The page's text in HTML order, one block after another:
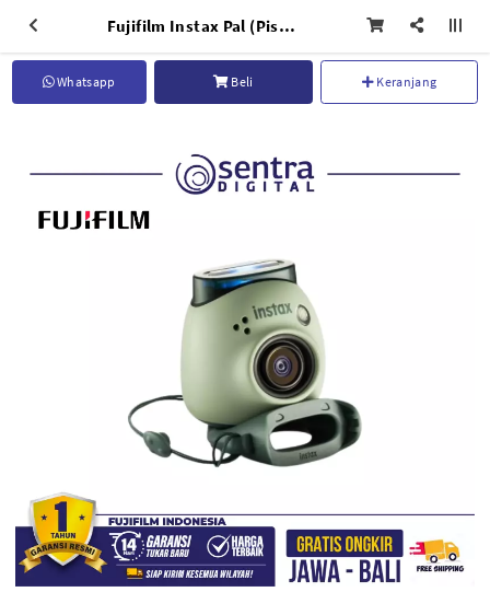
Fujifilm Instax Pal (Pistachio Green)
Whatsapp Beli Keranjang